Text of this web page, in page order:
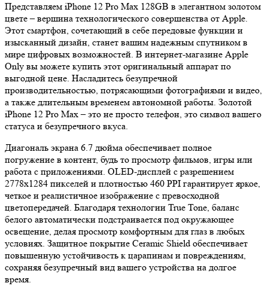
Представляем iPhone 12 Pro Max 128GB в элегантном золотом
цвете – вершина технологического совершенства от Apple.
Этот смартфон, сочетающий в себе передовые функции и
изысканный дизайн, станет вашим надежным спутником в
мире цифровых возможностей. В интернет-магазине Apple
Only вы можете купить этот оригинальный аппарат по
выгодной цене. Насладитесь безупречной
производительностью, потрясающими фотографиями и видео,
а также длительным временем автономной работы. Золотой
iPhone 12 Pro Max – это не просто телефон, это символ вашего
статуса и безупречного вкуса.
Диагональ экрана 6.7 дюйма обеспечивает полное
погружение в контент, будь то просмотр фильмов, игры или
работа с приложениями. OLED-дисплей с разрешением
2778x1284 пикселей и плотностью 460 PPI гарантирует яркое,
четкое и реалистичное изображение с превосходной
цветопередачей. Благодаря технологии True Tone, баланс
белого автоматически подстраивается под окружающее
освещение, делая просмотр комфортным для глаз в любых
условиях. Защитное покрытие Ceramic Shield обеспечивает
повышенную устойчивость к царапинам и повреждениям,
сохраняя безупречный вид вашего устройства на долгое
время.